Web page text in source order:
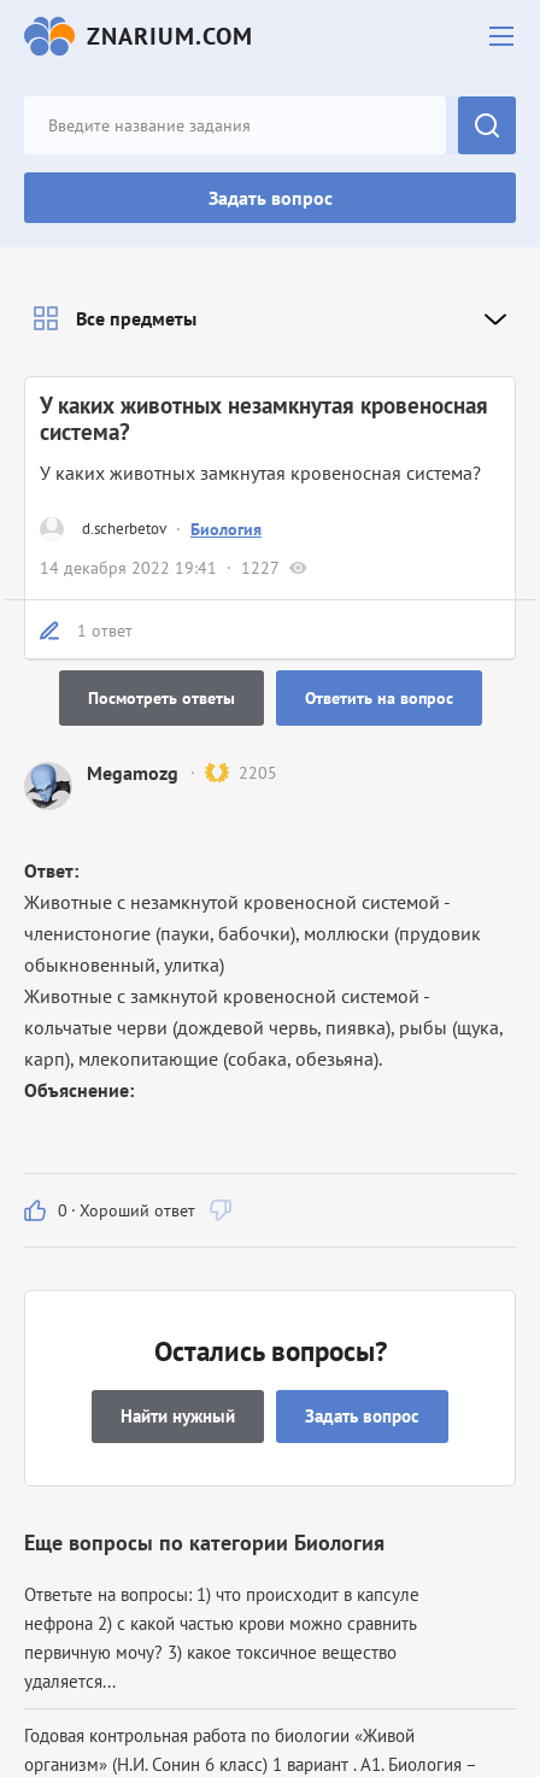
ZNARIUM.COM
Задать вопрос
d.scherbetov · Биология
14 декабря 2022 19:41
1227
У каких животных незамкнутая кровеносная
система?
У каких животных замкнутая кровеносная система?
1 ответ
Посмотреть ответы Ответить на вопрос
Megamozg 2205
Ответ:
Животные с незамкнутой кровеносной системой -
членистоногие (пауки, бабочки), моллюски (прудовик
обыкновенный, улитка)
Животные с замкнутой кровеносной системой -
кольчатые черви (дождевой червь, пиявка), рыбы (щука,
карп), млекопитающие (собака, обезьяна).
Объяснение:
0 · Хороший ответ
Остались вопросы?
Найти нужный Задать вопрос
Еще вопросы по категории Биология
Ответьте на вопросы: 1) что происходит в капсуле
нефрона 2) с какой частью крови можно сравнить
первичную мочу? 3) какое токсичное вещество
удаляется...
Годовая контрольная работа по биологии «Живой
организм» (Н.И. Сонин 6 класс) 1 вариант . А1. Биология –
Все предметы